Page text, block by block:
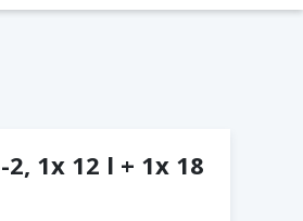
1x 12 l + 1x 18